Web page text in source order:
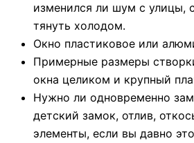
изменился ли шум с улицы,
тянуть холодом.
Окно пластиковое или
Примерные размеры
окна целиком и крупный
Нужно ли одновременно
детский замок, отлив,
элементы, если вы давно